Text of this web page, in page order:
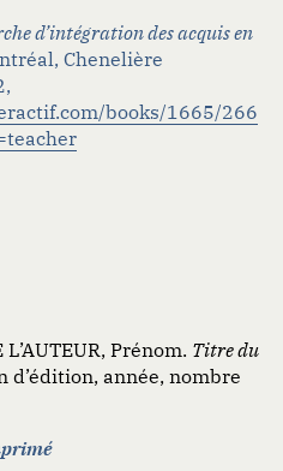
d’intégration des acquis en
Chenelière
,
books/1665/266
L’AUTEUR, Prénom. Titre du
d’édition, année, nombre
dans un recueil
collectif
d’un livre publié